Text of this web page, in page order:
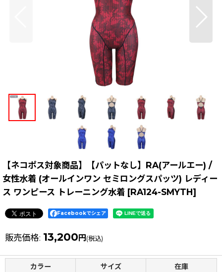
【ネコポス対象商品】【パットなし】RA(アールエー) /
女性水着 (オールインワン セミロングスパッツ) レディー
ス ワンピース トレーニング水着 [RA124-SMYTH]
Facebookでシェア
販売価格: 13,200 円 (税込)
カラー サイズ 在庫